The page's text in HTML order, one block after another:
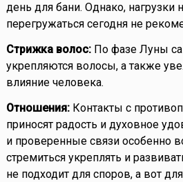
день для бани. Однако, нагрузки
перегружаться сегодня не
Стрижка волос: По фазе Луны
укрепляются волосы, а также
влияние человека.
Отношения: Контакты с
приносят радость и духовное
и проверенные связи особенно
стремиться укреплять и
не подходит для споров, а вот